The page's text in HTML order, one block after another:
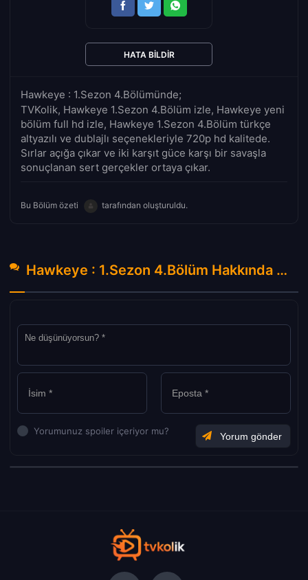
Hawkeye : 1.Sezon 4.Bölümünde;
TVKolik, Hawkeye 1.Sezon 4.Bölüm izle, Hawkeye yeni
bölüm full hd izle, Hawkeye 1.Sezon 4.Bölüm türkçe
altyazılı ve dublajlı seçenekleriyle 720p hd kalitede.
Sırlar açığa çıkar ve iki karşıt güce karşı bir savaşla
sonuçlanan sert gerçekler ortaya çıkar.
Bu Bölüm özeti tarafından oluşturuldu.
HATA BILDIR
Hawkeye : 1.Sezon 4.Bölüm Hakkında Yorumlar
Yorumunuz spoiler içeriyor mu?